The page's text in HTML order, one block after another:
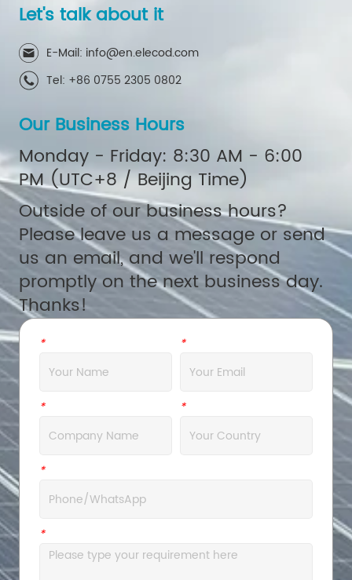
Let's talk about it
E-Mail: info@en.elecod.com
Tel: +86 0755 2305 0802
Our Business Hours
Monday - Friday: 8:30 AM - 6:00
PM (UTC+8 / Beijing Time)
Outside of our business hours?
Please leave us a message or send
us an email, and we'll respond
promptly on the next business day.
Thanks!
*Name *Email
*Company *Address
*WhatsApp
*Message